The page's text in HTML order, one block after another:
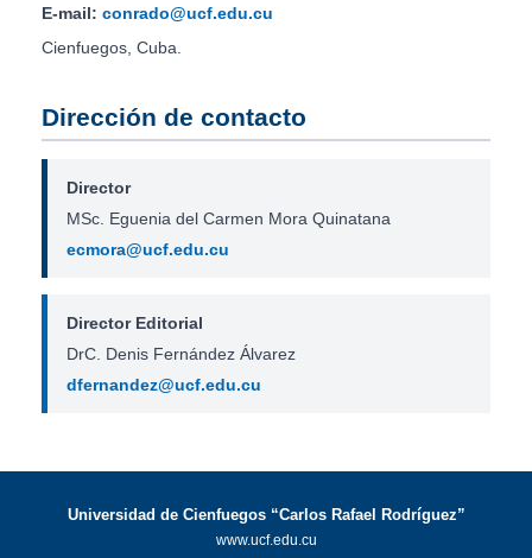
E-mail: conrado@ucf.edu.cu
Cienfuegos, Cuba.
Dirección de contacto
Director
MSc. Eguenia del Carmen Mora Quinatana
ecmora@ucf.edu.cu
Director Editorial
DrC. Denis Fernández Álvarez
dfernandez@ucf.edu.cu
Universidad de Cienfuegos “Carlos Rafael Rodríguez”
www.ucf.edu.cu